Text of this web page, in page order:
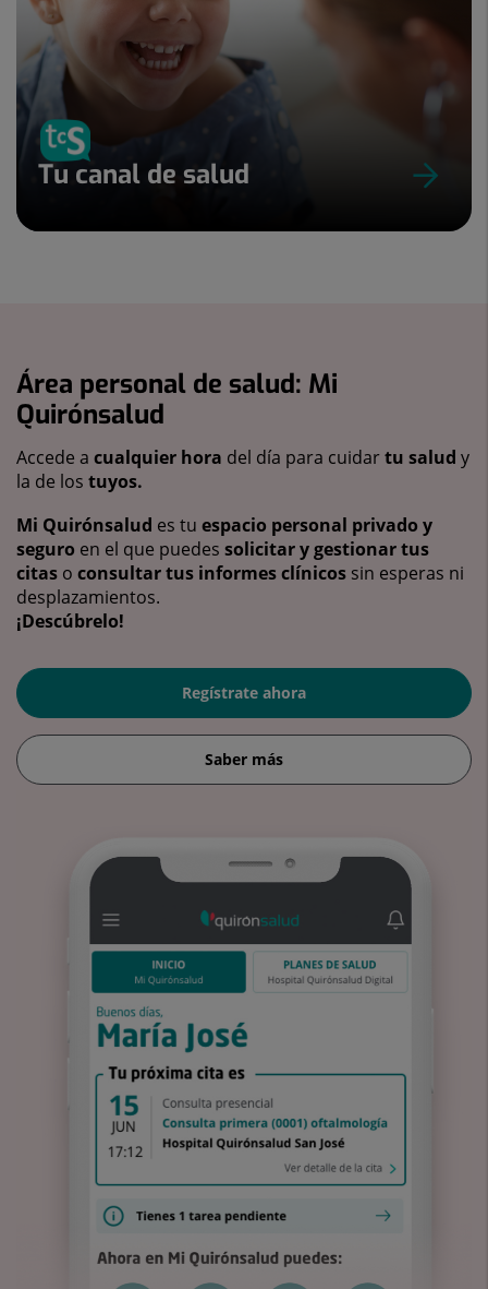
Tu canal de salud
Área personal de salud: Mi
Quirónsalud
Accede a cualquier hora del día para cuidartu salud y
la de los tuyos.
Mi Quirónsalud es tu espacio personal privado y
seguro en el que puedes solicitar y gestionar tus
citas o consultar tus informes clínicos sin esperas ni
desplazamientos.
¡Descúbrelo!
Regístrate ahora
Saber más